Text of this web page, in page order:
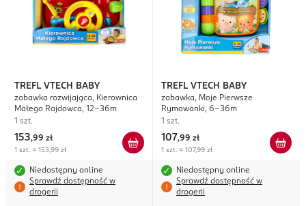
TREFL VTECH BABY
zabawka rozwijająca, Kierownica
Małego Rajdowca, 12-36m
1 szt.
153,99 zł
1 szt. = 153,99 zł
Niedostępny online
Sprawdź dostępność w
drogerii
TREFL VTECH BABY
zabawka, Moje Pierwsze
Rymowanki, 6-36m
1 szt.
107,99 zł
1 szt. = 107,99 zł
Niedostępny online
Sprawdź dostępność w
drogerii